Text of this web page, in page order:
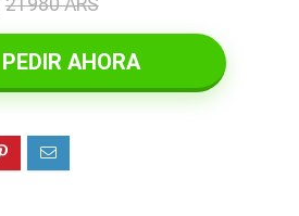
21980 ARS
PEDIR AHORA